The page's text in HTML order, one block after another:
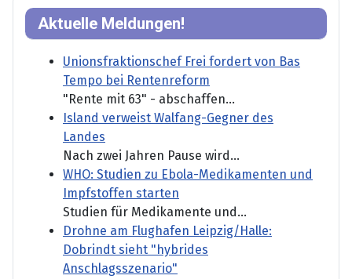
Aktuelle Meldungen!
Unionsfraktionschef Frei fordert von Bas
Tempo bei Rentenreform
"Rente mit 63" - abschaffen...
Island verweist Walfang-Gegner des
Landes
Nach zwei Jahren Pause wird...
WHO: Studien zu Ebola-Medikamenten und
Impfstoffen starten
Studien für Medikamente und...
Drohne am Flughafen Leipzig/Halle:
Dobrindt sieht "hybrides
Anschlagsszenario"